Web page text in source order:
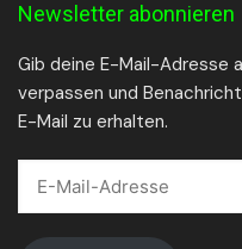
Newsletter abonnieren
Gib deine E-Mail-Adresse
verpassen und
E-Mail zu erhalten.